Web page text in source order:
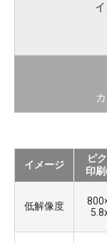
イメージ
ピ
印
低解像度